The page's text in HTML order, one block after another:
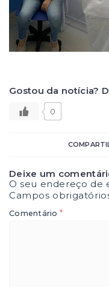
Gostou da notícia?
0
Deixe um
O seu endereço de
Campos
Comentário *